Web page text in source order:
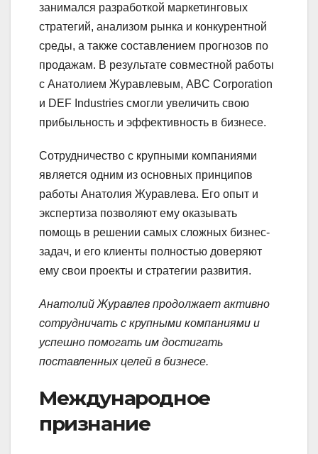
занимался разработкой маркетинговых
стратегий, анализом рынка и конкурентной
среды, а также составлением прогнозов по
продажам. В результате совместной работы
с Анатолием Журавлевым, ABC Corporation
и DEF Industries смогли увеличить свою
прибыльность и эффективность в бизнесе.
Сотрудничество с крупными компаниями
является одним из основных принципов
работы Анатолия Журавлева. Его опыт и
экспертиза позволяют ему оказывать
помощь в решении самых сложных бизнес-
задач, и его клиенты полностью доверяют
ему свои проекты и стратегии развития.
Анатолий Журавлев продолжает активно
сотрудничать с крупными компаниями и
успешно помогать им достигать
поставленных целей в бизнесе.
Международное
признание